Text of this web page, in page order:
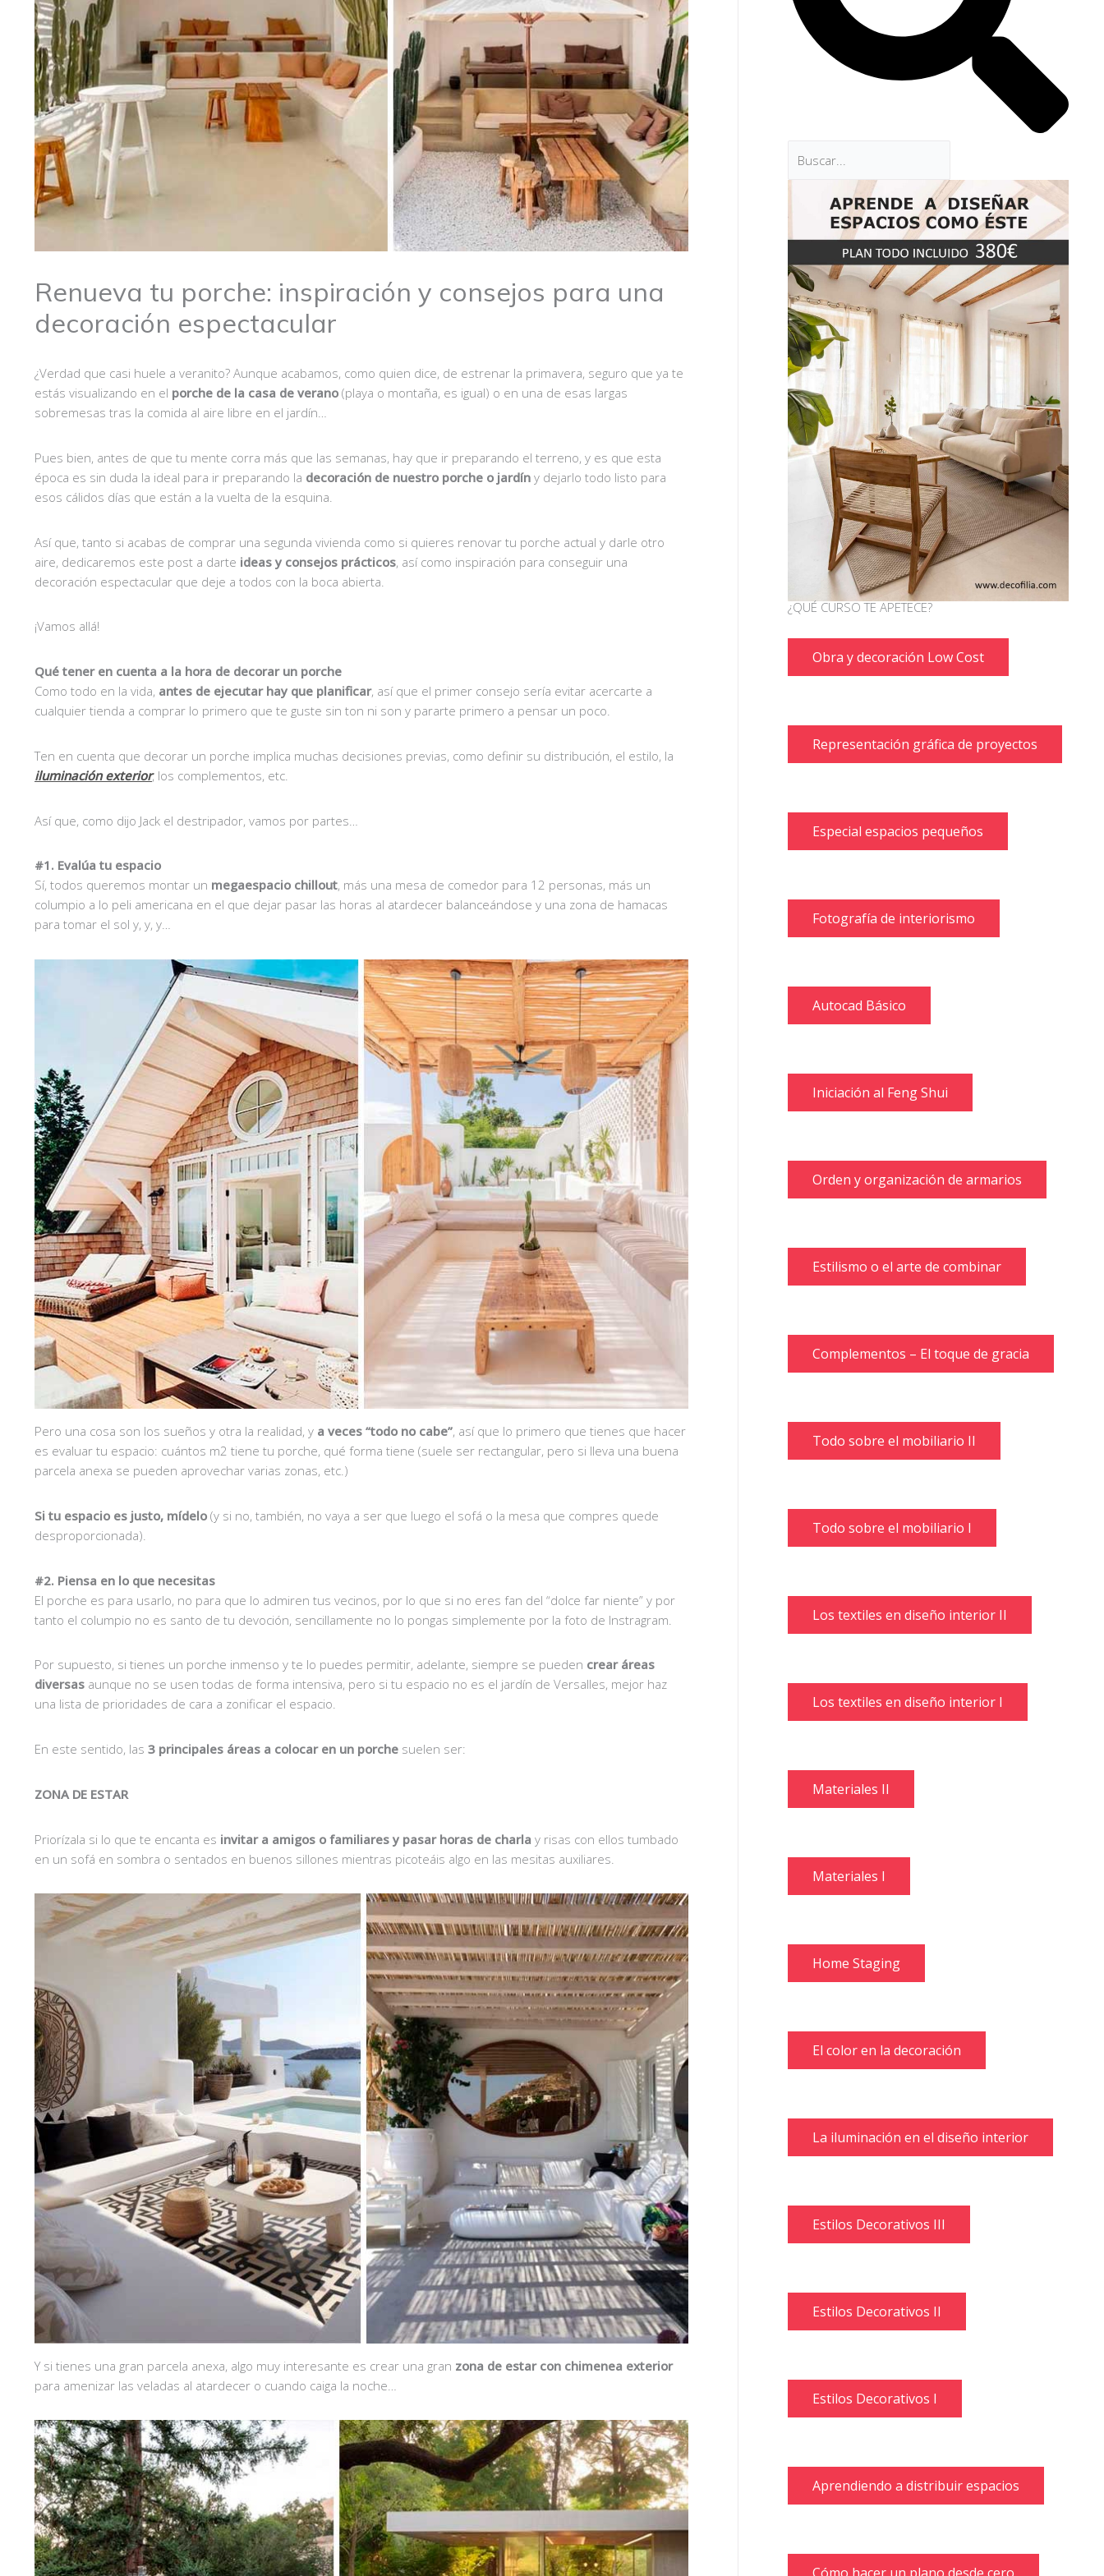
Renueva tu porche: inspiración y consejos para una
decoración espectacular
¿Verdad que casi huele a veranito? Aunque acabamos, como quien dice, de estrenar la primavera, seguro que ya te
estás visualizando en el porche de la casa de verano (playa o montaña, es igual) o en una de esas largas
sobremesas tras la comida al aire libre en el jardín…
Pues bien, antes de que tu mente corra más que las semanas, hay que ir preparando el terreno, y es que esta
época es sin duda la ideal para ir preparando la decoración de nuestro porche o jardín y dejarlo todo listo para
esos cálidos días que están a la vuelta de la esquina.
Así que, tanto si acabas de comprar una segunda vivienda como si quieres renovar tu porche actual y darle otro
aire, dedicaremos este post a darte ideas y consejos prácticos, así como inspiración para conseguir una
decoración espectacular que deje a todos con la boca abierta.
¡Vamos allá!
Qué tener en cuenta a la hora de decorar un porche
Como todo en la vida, antes de ejecutar hay que planificar, así que el primer consejo sería evitar acercarte a
cualquier tienda a comprar lo primero que te guste sin ton ni son y pararte primero a pensar un poco.
Ten en cuenta que decorar un porche implica muchas decisiones previas, como definir su distribución, el estilo, la
iluminación exterior, los complementos, etc.
Así que, como dijo Jack el destripador, vamos por partes…
#1. Evalúa tu espacio
Sí, todos queremos montar un megaespacio chillout, más una mesa de comedor para 12 personas, más un
columpio a lo peli americana en el que dejar pasar las horas al atardecer balanceándose y una zona de hamacas
para tomar el sol y, y, y…
Pero una cosa son los sueños y otra la realidad, y a veces “todo no cabe”, así que lo primero que tienes que hacer
es evaluar tu espacio: cuántos m2 tiene tu porche, qué forma tiene (suele ser rectangular, pero si lleva una buena
parcela anexa se pueden aprovechar varias zonas, etc.)
Si tu espacio es justo, mídelo (y si no, también, no vaya a ser que luego el sofá o la mesa que compres quede
desproporcionada).
#2. Piensa en lo que necesitas
El porche es para usarlo, no para que lo admiren tus vecinos, por lo que si no eres fan del “dolce far niente” y por
tanto el columpio no es santo de tu devoción, sencillamente no lo pongas simplemente por la foto de Instragram.
Por supuesto, si tienes un porche inmenso y te lo puedes permitir, adelante, siempre se pueden crear áreas
diversas aunque no se usen todas de forma intensiva, pero si tu espacio no es el jardín de Versalles, mejor haz
una lista de prioridades de cara a zonificar el espacio.
En este sentido, las 3 principales áreas a colocar en un porche suelen ser:
ZONA DE ESTAR
Priorízala si lo que te encanta es invitar a amigos o familiares y pasar horas de charla y risas con ellos tumbado
en un sofá en sombra o sentados en buenos sillones mientras picoteáis algo en las mesitas auxiliares.
Y si tienes una gran parcela anexa, algo muy interesante es crear una gran zona de estar con chimenea exterior
para amenizar las veladas al atardecer o cuando caiga la noche…
¿QUÉ CURSO TE APETECE?
Obra y decoración Low Cost
Representación gráfica de proyectos
Especial espacios pequeños
Fotografía de interiorismo
Autocad Básico
Iniciación al Feng Shui
Orden y organización de armarios
Estilismo o el arte de combinar
Complementos – El toque de gracia
Todo sobre el mobiliario II
Todo sobre el mobiliario I
Los textiles en diseño interior II
Los textiles en diseño interior I
Materiales II
Materiales I
Home Staging
El color en la decoración
La iluminación en el diseño interior
Estilos Decorativos III
Estilos Decorativos II
Estilos Decorativos I
Aprendiendo a distribuir espacios